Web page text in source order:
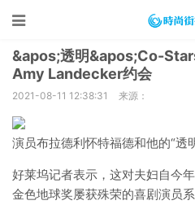
&apos;透明&apos;Co-
Amy Landecker约会
2021-08-11 12:38:31 来源：
演员布拉德利怀特福德和他的“透
好莱坞记者表示，这对夫妇自今
金色地球奖屡获殊荣的喜剧演员系